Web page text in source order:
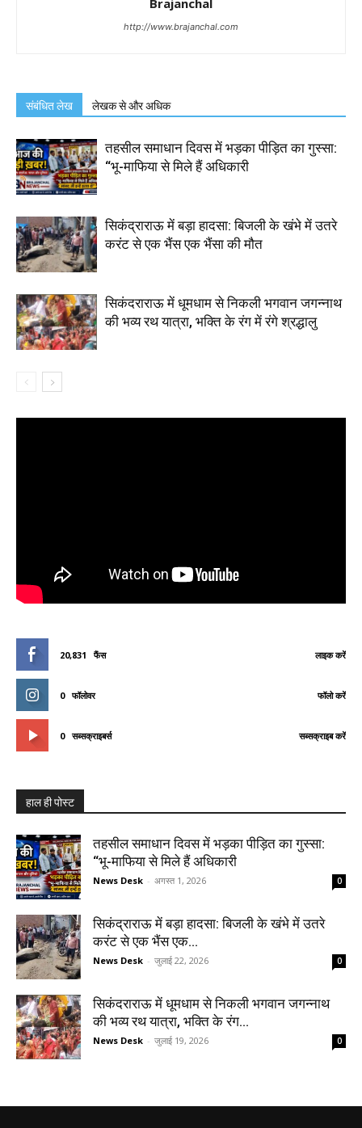
Brajanchal
http://www.brajanchal.com
संबंधित लेख लेखक से और अधिक
तहसील समाधान दिवस में भड़का पीड़ित का गुस्सा:
“भू-माफिया से मिले हैं अधिकारी
सिकंद्राराऊ में बड़ा हादसा: बिजली के खंभे में उतरे
करंट से एक भैंस एक भैंसा की मौत
सिकंदराराऊ में धूमधाम से निकली भगवान जगन्नाथ
की भव्य रथ यात्रा, भक्ति के रंग में रंगे श्रद्धालु
20,831 फैंस लाइक करें
0 फॉलोवर फॉलो करें
0 सब्सक्राइबर्स सब्सक्राइब करें
हाल ही पोस्ट
तहसील समाधान दिवस में भड़का पीड़ित का गुस्सा:
“भू-माफिया से मिले हैं अधिकारी
News Desk - अगस्त 1, 2026 0
सिकंद्राराऊ में बड़ा हादसा: बिजली के खंभे में उतरे
करंट से एक भैंस एक...
News Desk - जुलाई 22, 2026 0
सिकंदराराऊ में धूमधाम से निकली भगवान जगन्नाथ
की भव्य रथ यात्रा, भक्ति के रंग...
News Desk - जुलाई 19, 2026 0